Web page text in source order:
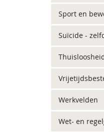
Sport en
Suïcide -
Werkvelden
Wet- en